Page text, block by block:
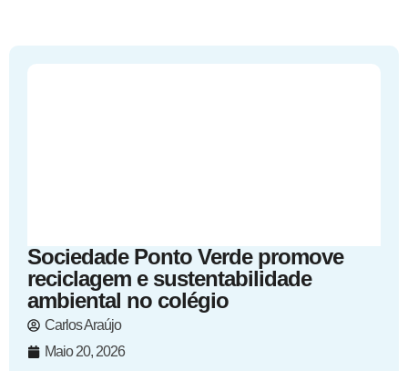
Sociedade Ponto Verde promove
reciclagem e sustentabilidade
ambiental no colégio
Carlos Araújo
Maio 20, 2026